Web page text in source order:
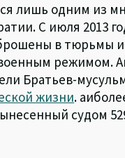
лишь одним из
С июля 2013
в тюрьмы
режимом.
Братьев-
жизни.
судом